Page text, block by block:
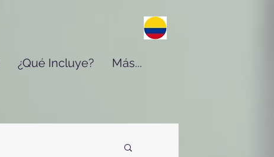
¿Qué Incluye? Más...